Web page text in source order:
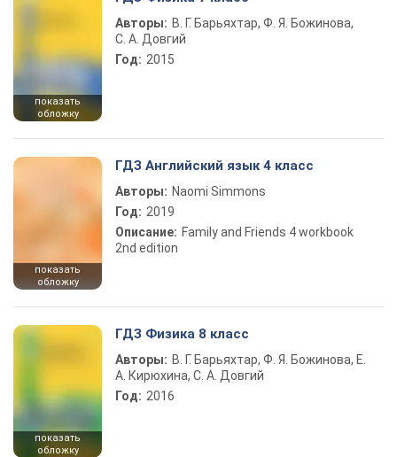
показать
обложку
Авторы: В. Г. Барьяхтар, Ф. Я. Божинова,
С. А. Довгий
Год: 2015
показать
обложку
ГДЗ Английский язык 4 класс
Авторы: Naomi Simmons
Год: 2019
Описание: Family and Friends 4 workbook
2nd edition
показать
обложку
ГДЗ Физика 8 класс
Авторы: В. Г. Барьяхтар, Ф. Я. Божинова, Е.
А. Кирюхина, С. А. Довгий
Год: 2016